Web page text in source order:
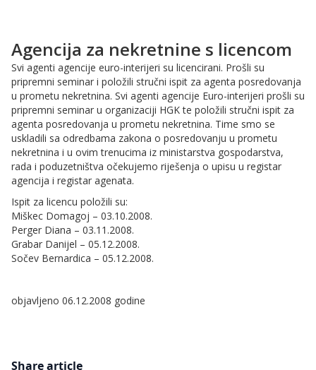
Agencija za nekretnine s licencom
Svi agenti agencije euro-interijeri su licencirani. Prošli su
pripremni seminar i položili stručni ispit za agenta posredovanja
u prometu nekretnina. Svi agenti agencije Euro-interijeri prošli su
pripremni seminar u organizaciji HGK te položili stručni ispit za
agenta posredovanja u prometu nekretnina. Time smo se
uskladili sa odredbama zakona o posredovanju u prometu
nekretnina i u ovim trenucima iz ministarstva gospodarstva,
rada i poduzetništva očekujemo riješenja o upisu u registar
agencija i registar agenata.
Ispit za licencu položili su:
Miškec Domagoj – 03.10.2008.
Perger Diana – 03.11.2008.
Grabar Danijel – 05.12.2008.
Sočev Bernardica – 05.12.2008.
objavljeno 06.12.2008 godine
Share article